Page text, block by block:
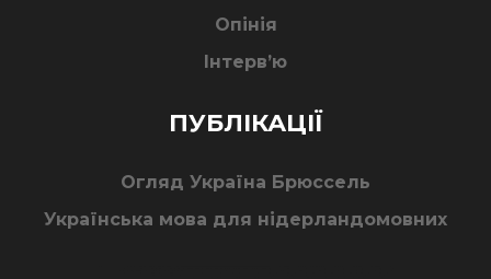
Опінія
Інтерв’ю
ПУБЛІКАЦІЇ
Огляд Україна Брюссель
Українська мова для нідерландомовних